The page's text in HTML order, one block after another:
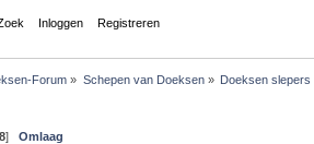
Inloggen Registreren
Forum » Schepen van Doeksen» Doeksen slepers
8]Omlaag